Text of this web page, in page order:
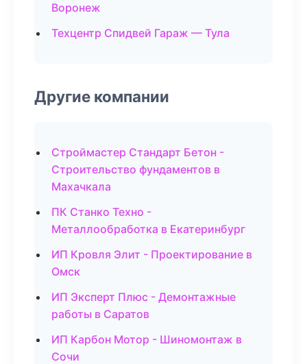
Воронеж
Техцентр Спидвей Гараж — Тула
Другие компании
Строймастер Стандарт Бетон -
Строительство фундаментов в
Махачкала
ПК Станко Техно -
Металлообработка в Екатеринбург
ИП Кровля Элит - Проектирование в
Омск
ИП Эксперт Плюс - Демонтажные
работы в Саратов
ИП Карбон Мотор - Шиномонтаж в
Сочи